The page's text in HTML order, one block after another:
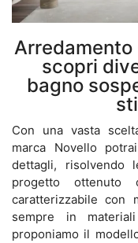
Arredamento
scopri
bagno
Con una vasta
marca Novello
dettagli, risolvendo
progetto
caratterizzabile con
sempre in
proponiamo il